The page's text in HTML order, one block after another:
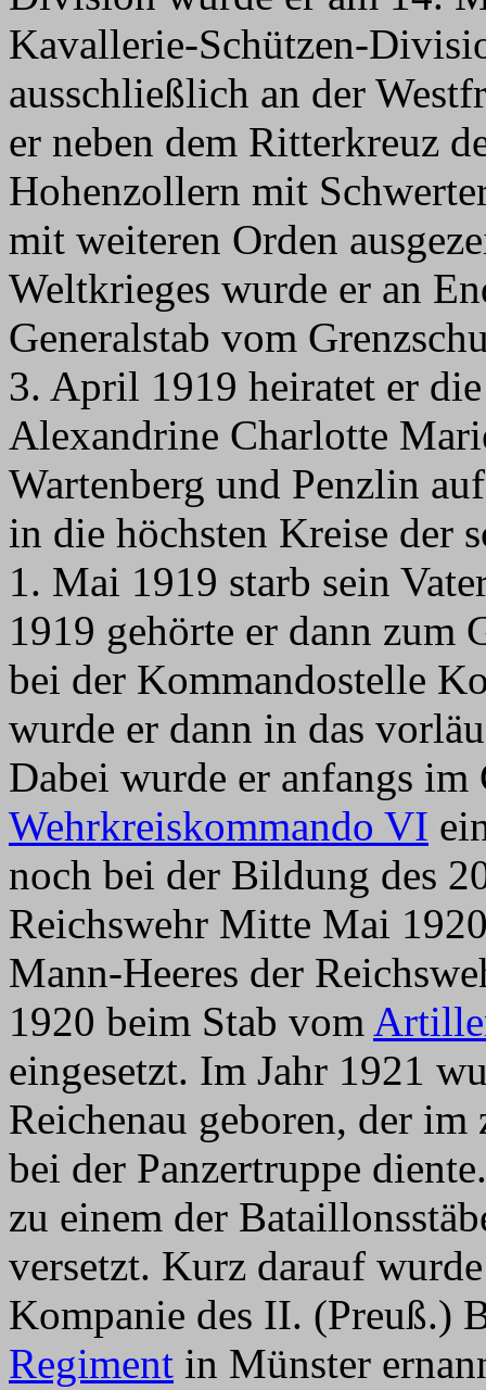
Kavallerie-Schützen-
ausschließlich an der
er neben dem Ritterkreuz
Hohenzollern mit
mit weiteren Orden
Weltkrieges wurde er an
Generalstab vom
3. April 1919 heiratet er
Alexandrine Charlotte
Wartenberg und Penzlin
in die höchsten Kreise der
1. Mai 1919 starb sein
1919 gehörte er dann zum
bei der Kommandostelle
wurde er dann in das
Dabei wurde er anfangs im
Wehrkreiskommando VI
noch bei der Bildung des
Reichswehr Mitte Mai
Mann-Heeres der
1920 beim Stab vom
eingesetzt. Im Jahr 1921
Reichenau geboren, der
bei der Panzertruppe
zu einem der
versetzt. Kurz darauf
Kompanie des II. (Preuß.)
Regiment in Münster